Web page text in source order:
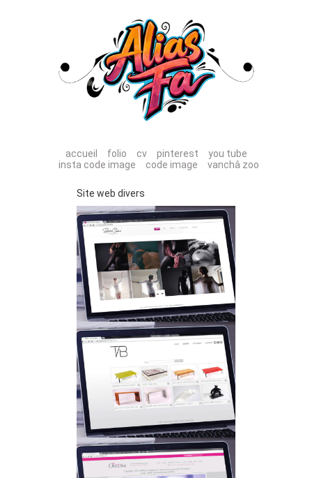
accueil folio cv pinterest
you tube
insta code image
code image vanchâ zoo
Site web divers